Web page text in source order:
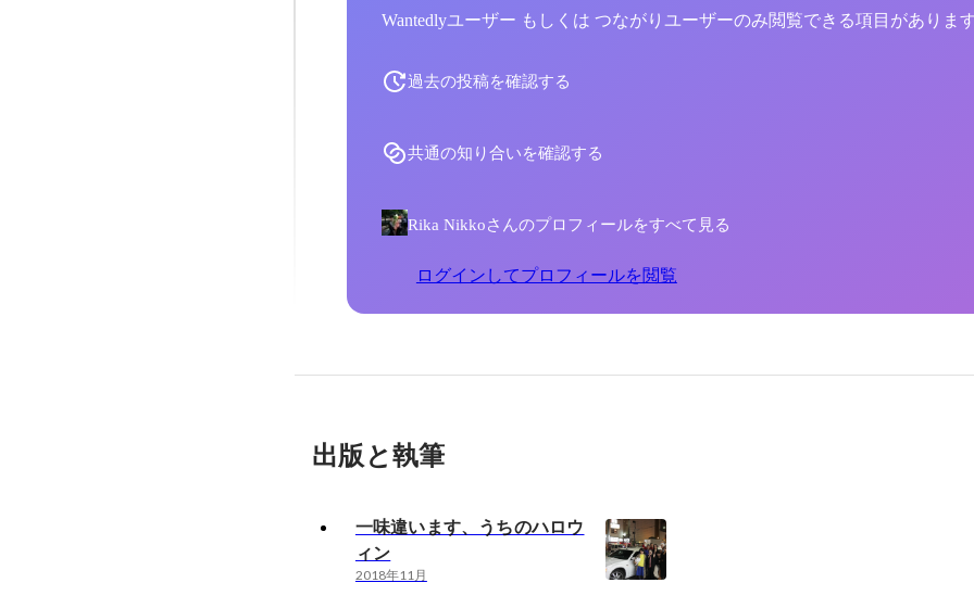
Wantedlyユーザー もしくは つながりユーザーのみ閲覧できる項目がありま
過去の投稿を確認する
共通の知り合いを確認する
Rika Nikkoさんのプロフィールをすべて見る
ログインしてプロフィールを閲覧
出版と執筆
一味違います、うちのハロウ
ィン
2018年11月